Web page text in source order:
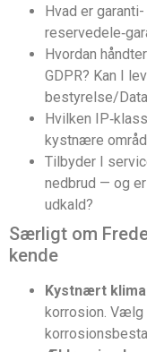
Hvad er
Hvordan
GDPR? Kan I
bestyrelse/
Hvilken
kystnære
Tilbyder I
nedbrud — og
udkald?
Særligt om
kende
Kystnært
korrosion. Vælg